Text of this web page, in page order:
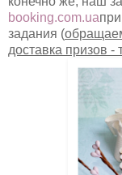
booking.com.ua
задания (
доставка призов -